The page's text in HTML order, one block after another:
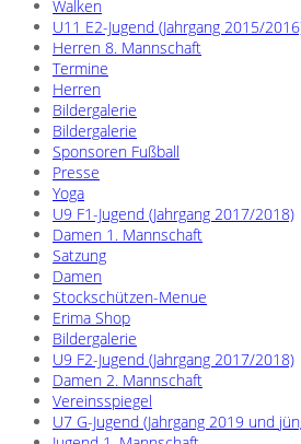
Walken
U11 E2-Jugend (Jahrgang 2015/
Herren 8. Mannschaft
Termine
Herren
Bildergalerie
Bildergalerie
Sponsoren Fußball
Presse
Yoga
U9 F1-Jugend (Jahrgang 2017/2018)
Damen 1. Mannschaft
Satzung
Damen
Stockschützen-Menue
Erima Shop
Bildergalerie
U9 F2-Jugend (Jahrgang 2017/2018)
Damen 2. Mannschaft
Vereinsspiegel
U7 G-Jugend (Jahrgang 2019 und